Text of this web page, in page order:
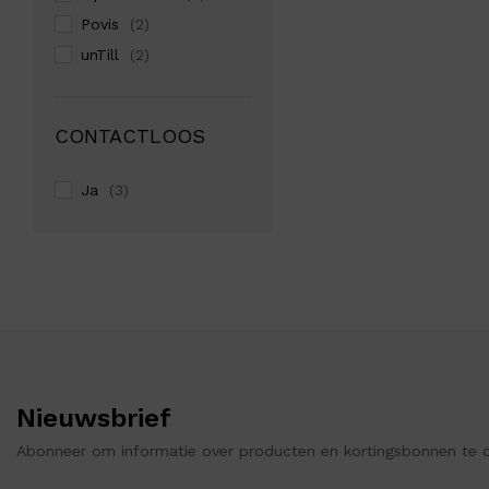
Povis (2)
unTill (2)
CONTACTLOOS
Ja (3)
Nieuwsbrief
Abonneer om informatie over producten en kortingsbonnen te